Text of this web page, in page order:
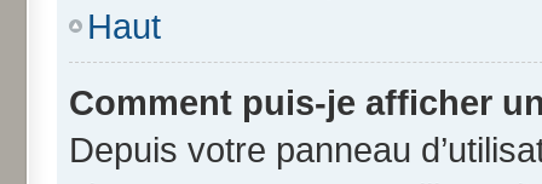
Haut
Comment puis-je afficher
Depuis votre panneau